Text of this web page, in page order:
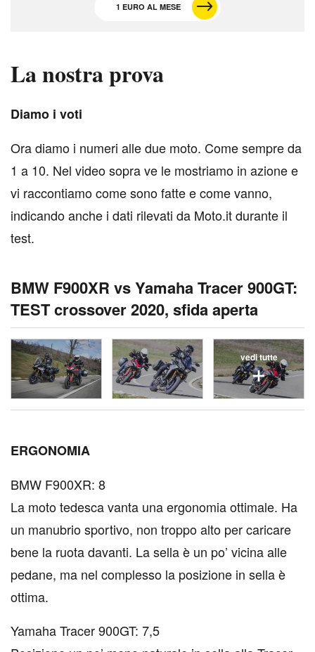
1 EURO AL MESE
La nostra prova
Diamo i voti
Ora diamo i numeri alle due moto. Come sempre da
1 a 10. Nel video sopra ve le mostriamo in azione e
vi raccontiamo come sono fatte e come vanno,
indicando anche i dati rilevati da Moto.it durante il
test.
BMW F900XR vs Yamaha Tracer 900GT:
TEST crossover 2020, sfida aperta
vedi tutte
ERGONOMIA
BMW F900XR: 8
La moto tedesca vanta una ergonomia ottimale. Ha
un manubrio sportivo, non troppo alto per caricare
bene la ruota davanti. La sella è un po’ vicina alle
pedane, ma nel complesso la posizione in sella è
ottima.
Yamaha Tracer 900GT: 7,5